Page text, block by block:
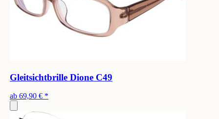
Gleitsichtbrille Dione C49
ab 69,90 € *